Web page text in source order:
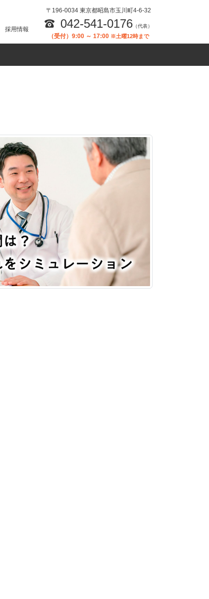
採用情報
〒196-0034 東京都昭島市玉川町4-6-32
042-541-0176 （代表）
（受付）9:00 ～ 17:00 ※土曜12時まで